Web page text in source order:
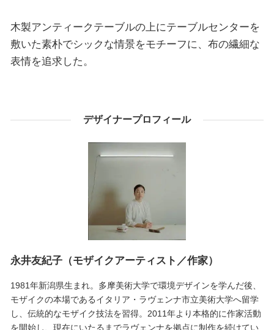
木製アンティークテーブルの上にテーブルセンターを
敷いた素朴でシックな情景をモチーフに、布の繊細な
表情を追求した。
デザイナープロフィール
永井友紀子（モザイクアーティスト／作家）
1981年新潟県生まれ。多摩美術大学で環境デザインを学んだ後、
モザイクの本場であるイタリア・ラヴェンナ市立美術大学へ留学
し、伝統的なモザイク技法を習得。2011年より本格的に作家活動
を開始し、現在にいたるまでラヴェンナを拠点に制作を続けてい